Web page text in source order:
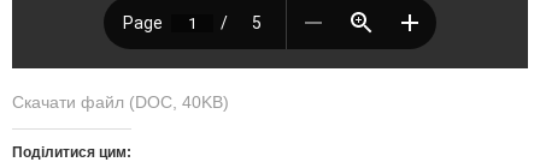
Скачати файл (DOC, 40KB)
Поділитися цим: